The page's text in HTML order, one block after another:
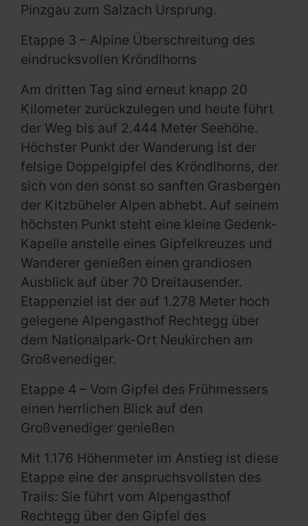
Pinzgau zum Salzach Ursprung.
Etappe 3 – Alpine Überschreitung des
eindrucksvollen Kröndlhorns
Am dritten Tag sind erneut knapp 20
Kilometer zurückzulegen und heute führt
der Weg bis auf 2.444 Meter Seehöhe.
Höchster Punkt der Wanderung ist der
felsige Doppelgipfel des Kröndlhorns, der
sich von den sonst so sanften Grasbergen
der Kitzbüheler Alpen abhebt. Auf seinem
höchsten Punkt steht eine kleine Gedenk-
Kapelle anstelle eines Gipfelkreuzes und
Wanderer genießen einen grandiosen
Ausblick auf über 70 Dreitausender.
Etappenziel ist der auf 1.278 Meter hoch
gelegene Alpengasthof Rechtegg über
dem Nationalpark-Ort Neukirchen am
Großvenediger.
Etappe 4 – Vom Gipfel des Frühmessers
einen herrlichen Blick auf den
Großvenediger genießen
Mit 1.176 Höhenmeter im Anstieg ist diese
Etappe eine der anspruchsvollsten des
Trails: Sie führt vom Alpengasthof
Rechtegg über den Gipfel des